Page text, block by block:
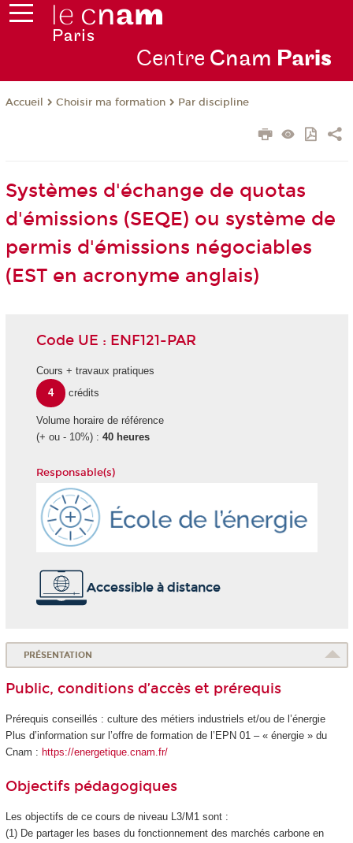
Centre Cnam Paris
Accueil Choisir ma formation Par discipline
Systèmes d'échange de quotas
d'émissions (SEQE) ou système de
permis d'émissions négociables
(EST en acronyme anglais)
Code UE : ENF121-PAR
Cours + travaux pratiques
4
crédits
Volume horaire de référence
(+ ou - 10%) : 40 heures
Responsable(s)
Accessible à distance
PRÉSENTATION
Public, conditions d’accès et prérequis
Prérequis conseillés : culture des métiers industriels et/ou de l’énergie
Plus d’information sur l’offre de formation de l’EPN 01 – « énergie » du
Cnam : https://energetique.cnam.fr/
Objectifs pédagogiques
Les objectifs de ce cours de niveau L3/M1 sont :
(1) De partager les bases du fonctionnement des marchés carbone en